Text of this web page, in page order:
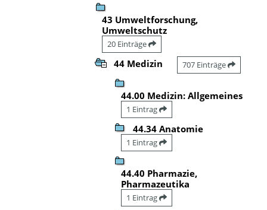
43 Umweltforschung,
Umweltschutz
20 Einträge
44 Medizin 707 Einträge
44.00 Medizin: Allgemeines
1 Eintrag
44.34 Anatomie
1 Eintrag
44.40 Pharmazie,
Pharmazeutika
1 Eintrag